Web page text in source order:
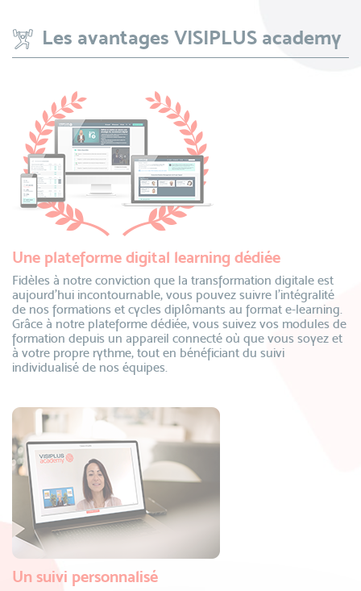
Les avantages VISIPLUS academy
Une plateforme digital learning dédiée
Fidèles à notre conviction que la transformation digitale est
aujourd’hui incontournable, vous pouvez suivre l’intégralité
de nos formations et cycles diplômants au format e-learning.
Grâce à notre plateforme dédiée, vous suivez vos modules de
formation depuis un appareil connecté où que vous soyez et
à votre propre rythme, tout en bénéficiant du suivi
individualisé de nos équipes.
Un suivi personnalisé